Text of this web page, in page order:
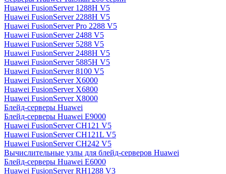
Huawei FusionServer 1288H V5
Huawei FusionServer 2288H V5
Huawei FusionServer Pro 2288 V5
Huawei FusionServer 2488 V5
Huawei FusionServer 5288 V5
Huawei FusionServer 2488H V5
Huawei FusionServer 5885H V5
Huawei FusionServer 8100 V5
Huawei FusionServer X6000
Huawei FusionServer X6800
Huawei FusionServer X8000
Блейд-серверы Huawei
Блейд-серверы Huawei E9000
Huawei FusionServer CH121 V5
Huawei FusionServer CH121L V5
Huawei FusionServer CH242 V5
Вычислительные узлы для блейд-серверов Huawei
Блейд-серверы Huawei E6000
Huawei FusionServer RH1288 V3